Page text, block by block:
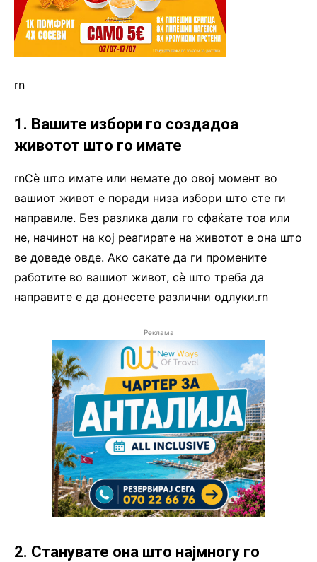
rn
1. Вашите избори го создадоа
животот што го имате
rnСè што имате или немате до овој момент во
вашиот живот е поради низа избори што сте ги
направиле. Без разлика дали го сфаќате тоа или
не, начинот на кој реагирате на животот е она што
ве доведе овде. Ако сакате да ги промените
работите во вашиот живот, сè што треба да
направите е да донесете различни одлуки.rn
Реклама
2. Станувате она што најмногу го